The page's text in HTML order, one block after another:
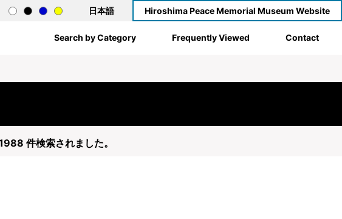
日本語 Hiroshima Peace Memorial Museum Website
Search by Category Frequently Viewed Contact
件検索されました。